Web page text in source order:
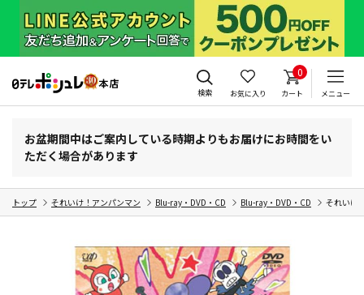
検索 お気に入り
0
カート メニュー
お盆期間中はご案内している時期よりもお届けにお時間をい
ただく場合があります
トップ それいけ！アンパンマン Blu-ray・DVD・CD Blu-ray・DVD・CD それいけ!